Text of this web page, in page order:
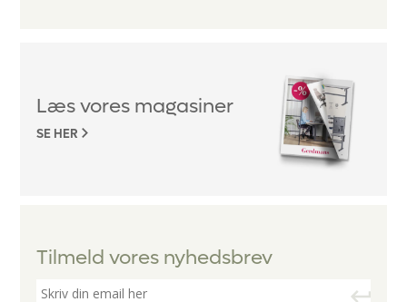
Læs vores magasiner
SE HER
Tilmeld vores nyhedsbrev